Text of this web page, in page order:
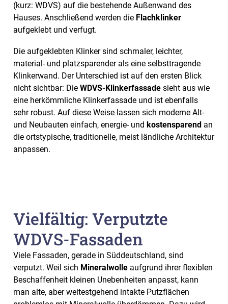
(kurz: WDVS) auf die bestehende Außenwand des
Hauses. Anschließend werden die Flachklinker
aufgeklebt und verfugt.
Die aufgeklebten Klinker sind schmaler, leichter,
material- und platzsparender als eine selbsttragende
Klinkerwand. Der Unterschied ist auf den ersten Blick
nicht sichtbar: Die WDVS-Klinkerfassade sieht aus wie
eine herkömmliche Klinkerfassade und ist ebenfalls
sehr robust. Auf diese Weise lassen sich moderne Alt-
und Neubauten einfach, energie- und kostensparend an
die ortstypische, traditionelle, meist ländliche Architektur
anpassen.
Vielfältig: Verputzte
WDVS-Fassaden
Viele Fassaden, gerade in Süddeutschland, sind
verputzt. Weil sich Mineralwolle aufgrund ihrer flexiblen
Beschaffenheit kleinen Unebenheiten anpasst, kann
man alte, aber weitestgehend intakte Putzflächen